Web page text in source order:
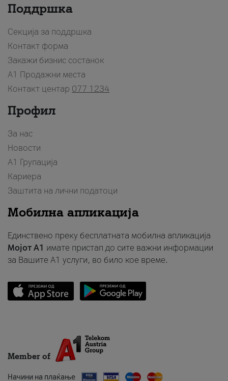
Поддршка
Секција за поддршка
Контакт форма
Закажи бизнис состанок
A1 Продажни места
Контакт центар 077 1234
Профил
За нас
Новости
А1 Групација
Кариера
Заштита на лични податоци
Мобилна апликација
Единствено преку бесплатната мобилна апликација
Мојот A1 имате пристап до сите важни информации
за Вашите A1 услуги, во било кое време.
Member of
Начини на плаќање